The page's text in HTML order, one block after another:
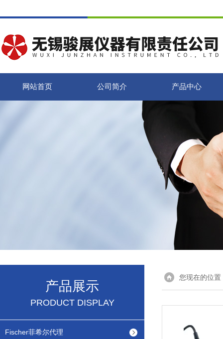
网站首页 公司简介 产品中心
产品展示
PRODUCT DISPLAY
Fischer菲希尔代理
您现在的位置